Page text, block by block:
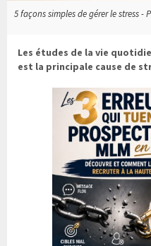
5 façons simples de gérer le stress
Les études de la vie
est la principale cause de